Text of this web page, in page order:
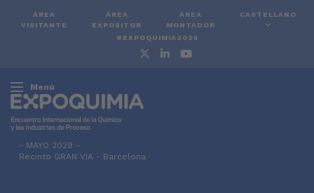
ÁREA
VISITANTE
ÁREA
EXPOSITOR
ÁREA
MONTADOR
CASTELLANO
#EXPOQUIMIA2026
Menú
- MAYO 2029 -
Recinto GRAN VIA - Barcelona